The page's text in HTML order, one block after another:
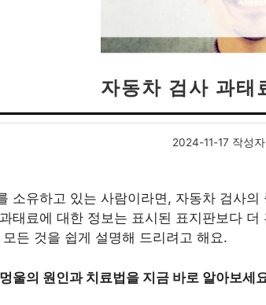
자동차 검사 과태
2024-11-17 작성
소유하고 있는 사람이라면, 자동차 검사
태료에 대한 정보는 표시된 표지판보다
든 것을 쉽게 설명해 드리려고 해요.
울의 원인과 치료법을 지금 바로 알아보세